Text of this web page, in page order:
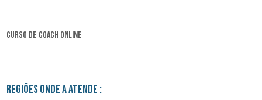
curso de coach online
Regiões onde a atende :